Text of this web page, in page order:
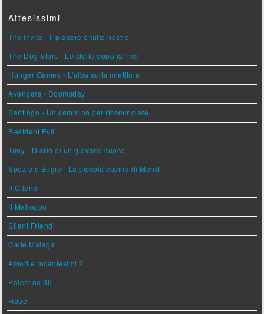
Attesissimi
The Invite - Il piacere è tutto nostro
The Dog Stars - Le stelle dopo la fine
Hunger Games - L'alba sulla mietitura
Avengers - Doomsday
Santiago - Un cammino per ricominciare
Resident Evil
Tony - Diario di un giovane cuoco
Spezie e Bugie - La piccola cucina di Mehdi
Il Cileno
Il Malloppo
Silent Friend
Calle Malaga
Amori e Incantesimi 2
Palestina 36
Hope